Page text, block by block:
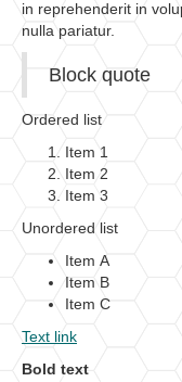
in reprehenderit in
nulla pariatur.
Block quote
Ordered list
Item 1
Item 2
Item 3
Unordered list
Item A
Item B
Item C
Text link
Bold text